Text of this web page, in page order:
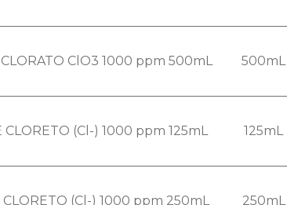
ClO3 1000 ppm 500mL 500mL
CLORETO (Cl-) 1000 ppm 125mL 125mL
CLORETO (Cl-) 1000 ppm 250mL 250mL